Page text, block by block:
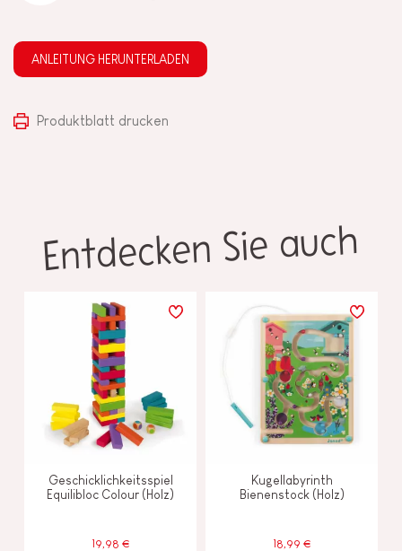
ANLEITUNG HERUNTERLADEN
Produktblatt drucken
Entdecken Sie auch
Geschicklichkeitsspiel
Equilibloc Colour (Holz)
19,98 €
Kugellabyrinth
Bienenstock (Holz)
18,99 €